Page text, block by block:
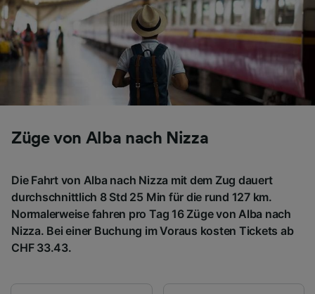
Züge von Alba nach Nizza
Die Fahrt von Alba nach Nizza mit dem Zug dauert
durchschnittlich 8 Std 25 Min für die rund 127 km.
Normalerweise fahren pro Tag 16 Züge von Alba nach
Nizza. Bei einer Buchung im Voraus kosten Tickets ab
CHF 33.43.
Folgendes bereitzustellen:
Verwendung genauer Standortdaten.
Endgeräteeigenschaften zur Identifikation
aktiv abfragen. Speichern von oder Zugriff auf
Informationen auf einem Endgerät.
Personalisierte Werbung und Inhalte, Messung
von Werbeleistung und der Performance von
Angeboten.